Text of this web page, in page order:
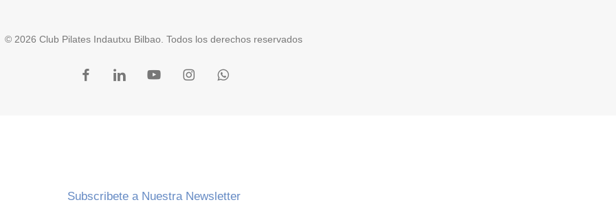
© 2026 Club Pilates Indautxu Bilbao. Todos los derechos reservados
facebooklinkedin youtube instagramwhatsapp
Subscribete a Nuestra Newsletter